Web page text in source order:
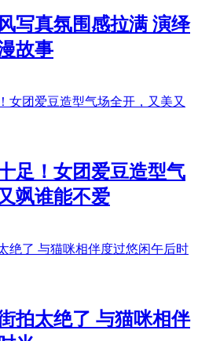
写真氛围感拉满 演绎
故事
足！女团爱豆造型气
飒谁能不爱
拍太绝了 与猫咪相伴